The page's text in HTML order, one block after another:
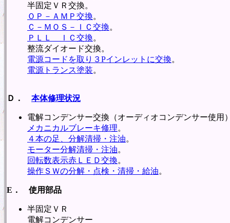
半固定ＶＲ交換。
ＯＰ－ＡＭＰ交換。
Ｃ－ＭＯＳ－ＩＣ交換。
ＰＬＬ＿ＩＣ交換。
整流ダイオード交換。
電源コードを取り３Pインレットに交換。
電源トランス塗装。
Ｄ． 本体修理状況
電解コンデンサー交換（オーディオコンデンサー使用
メカニカルブレーキ修理。
４本の足、分解清掃・注油。
モーター分解清掃・注油。
回転数表示赤ＬＥＤ交換。
操作ＳＷの分解・点検・清掃・給油。
E． 使用部品
半固定ＶＲ
電解コンデンサー